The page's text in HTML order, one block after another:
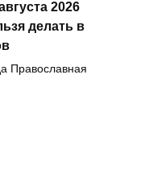
2026
делать в
Православная